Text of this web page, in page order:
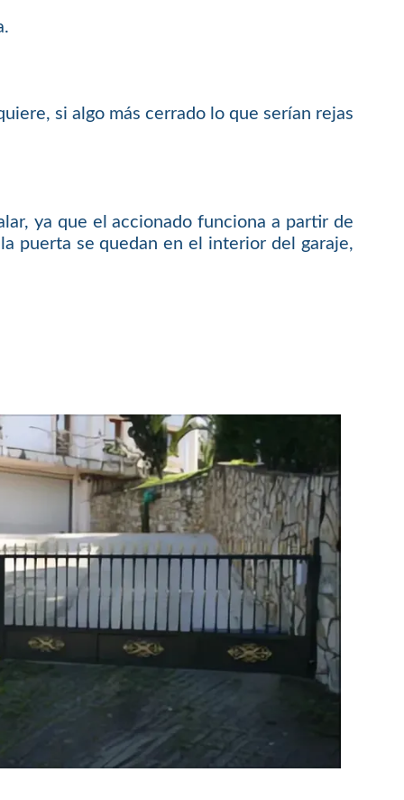
si algo más cerrado lo que serían rejas
ya que el accionado funciona a partir de
puerta se quedan en el interior del garaje,